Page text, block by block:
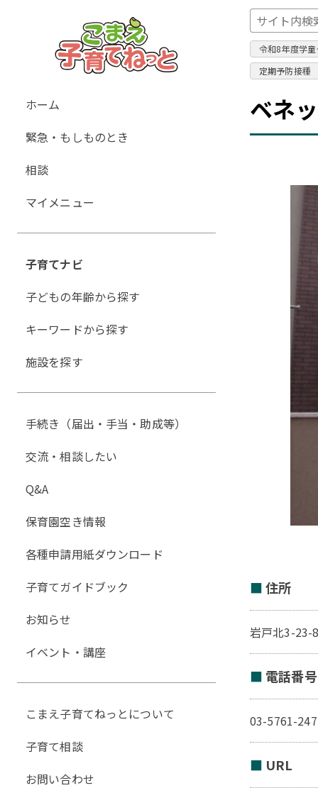
令和8年度学
定期予防接種
ベネ
住所
岩戸北3-23-
電話番号
03-5761-
URL
グ
ー
ル
ナ
ゲ
シ
ョ
ホーム
緊急・もしものとき
相談
マイメニュー
子育てナビ
子どもの年齢から探す
キーワードから探す
施設を探す
手続き（届出・手当・助成等）
交流・相談したい
Q&A
保育園空き情報
各種申請用紙ダウンロード
子育てガイドブック
お知らせ
イベント・講座
こまえ子育てねっとについて
子育て相談
お問い合わせ